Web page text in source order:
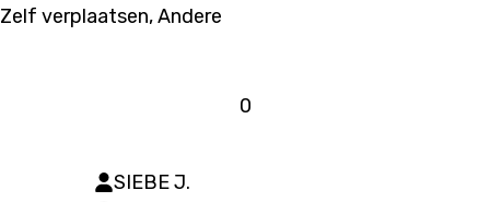
Zelf verplaatsen, Andere
0
SIEBE J.